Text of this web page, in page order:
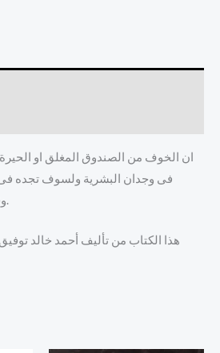
ان الخوف من الصندوق المغلق او
فى وجدان البشرية ولسوف تجده فى
وقصص الاطفال وكل شيء.
هذا الكتاب من تأليف أحمد خالد